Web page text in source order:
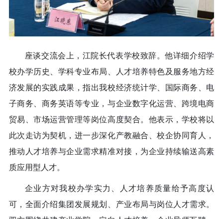
座谈交流会上，江院长代表学校致辞。他详细介绍学
校办学历史、学科专业布局、人才培养特色及服务地方经
济发展的实践成果，指出我校经济统计学、国际商务、电
子商务、商务英语等专业，与企业数字化运营、跨境电商
贸易、市场运营管理等岗位高度契合。他表示， 学校将以
此次走访为契机，进一步深化产教融合、校企协同育人，
推动人才培养与企业需求精准对接，为企业持续输送高素
质应用型人才。
企业方对我校办学实力、人才培养质量给予高度认
可，全面介绍集团发展规划、产业布局与岗位人才需求。